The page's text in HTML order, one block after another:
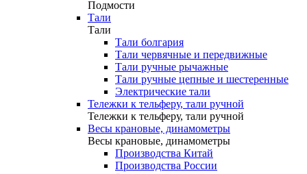
Подмости
Тали
Тали
Тали болгария
Тали червячные и передвижные
Тали ручные рычажные
Тали ручные цепные и шестеренные
Электрические тали
Тележки к тельферу, тали ручной
Тележки к тельферу, тали ручной
Весы крановые, динамометры
Весы крановые, динамометры
Производства Китай
Производства России